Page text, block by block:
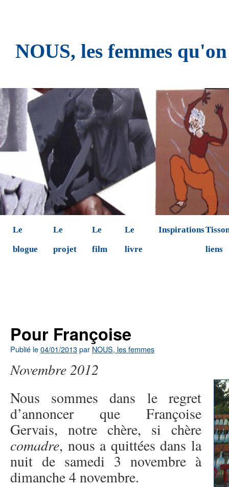
NOUS, les femmes
Le
blogue
Le
projet
Le
film
Le
livre
Inspirations
liens
Pour Françoise
Publié le04/01/2013par NOUS, les femmes
Novembre 2012
Nous sommes dans le regret
d’annoncer que Françoise
Gervais, notre chère, si chère
comadre, nous a quittées dans la
nuit de samedi 3 novembre à
dimanche 4 novembre.